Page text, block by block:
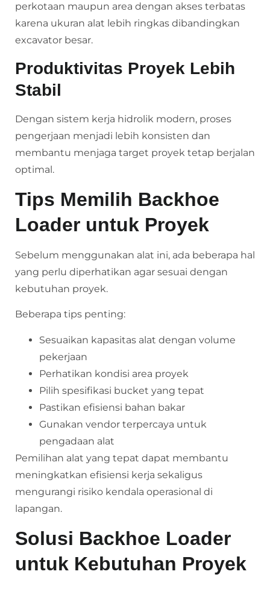
perkotaan maupun area dengan akses terbatas
karena ukuran alat lebih ringkas dibandingkan
excavator besar.
Produktivitas Proyek Lebih
Stabil
Dengan sistem kerja hidrolik modern, proses
pengerjaan menjadi lebih konsisten dan
membantu menjaga target proyek tetap berjalan
optimal.
Tips Memilih Backhoe
Loader untuk Proyek
Sebelum menggunakan alat ini, ada beberapa hal
yang perlu diperhatikan agar sesuai dengan
kebutuhan proyek.
Beberapa tips penting:
Sesuaikan kapasitas alat dengan volume
pekerjaan
Perhatikan kondisi area proyek
Pilih spesifikasi bucket yang tepat
Pastikan efisiensi bahan bakar
Gunakan vendor terpercaya untuk
pengadaan alat
Pemilihan alat yang tepat dapat membantu
meningkatkan efisiensi kerja sekaligus
mengurangi risiko kendala operasional di
lapangan.
Solusi Backhoe Loader
untuk Kebutuhan Proyek